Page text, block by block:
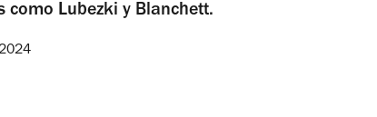
como Lubezki y Blanchett.